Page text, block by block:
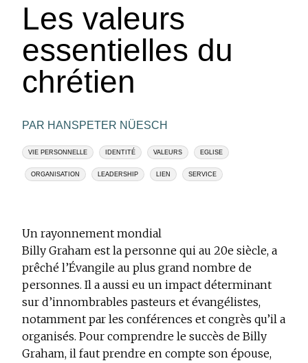
Les valeurs
essentielles du
chrétien
PAR HANSPETER NÜESCH
VIE PERSONNELLE IDENTITÉ VALEURS EGLISE
ORGANISATION LEADERSHIP LIEN SERVICE
Un rayonnement mondial
Billy Graham est la personne qui au 20e siècle, a
prêché l’Évangile au plus grand nombre de
personnes. Il a aussi eu un impact déterminant
sur d’innombrables pasteurs et évangélistes,
notamment par les conférences et congrès qu’il a
organisés. Pour comprendre le succès de Billy
Graham, il faut prendre en compte son épouse,